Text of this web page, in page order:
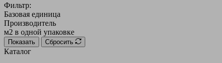
Фильтр:
Базовая единица
Производитель
м2 в одной упаковке
Показать Сбросить
Каталог